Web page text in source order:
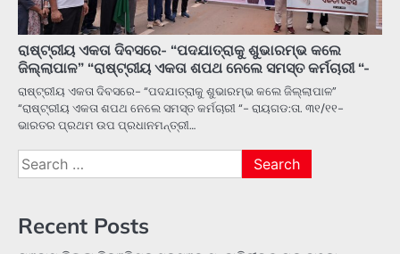
ରାଷ୍ଟ୍ରୀୟ ଏକତା ଦିବସରେ- “ପଦଯାତ୍ରାକୁ ଶୁଭାରମ୍ଭ କଲେ
ଜିଲ୍ଲାପାଳ” “ରାଷ୍ଟ୍ରୀୟ ଏକତା ଶପଥ ନେଲେ ସମସ୍ତ କର୍ମଚାରୀ “-
ରାଷ୍ଟ୍ରୀୟ ଏକତା ଦିବସରେ- “ପଦଯାତ୍ରାକୁ ଶୁଭାରମ୍ଭ କଲେ ଜିଲ୍ଲାପାଳ”
“ରାଷ୍ଟ୍ରୀୟ ଏକତା ଶପଥ ନେଲେ ସମସ୍ତ କର୍ମଚାରୀ “- ରାୟଗଡ:ତା. ୩୧/୧୧-
ଭାରତର ପ୍ରଥମ ଉପ ପ୍ରଧାନମନ୍ତ୍ରୀ…
Search
for:
Recent Posts